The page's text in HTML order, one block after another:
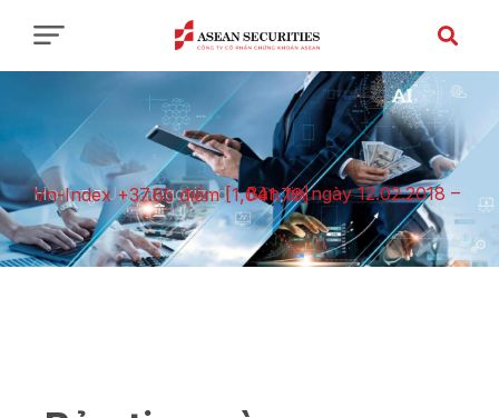
Home-Uncategorized-
Bản tin ngày 12.02.2018 – Vn-Index +37.85 điểm [1,041.79]